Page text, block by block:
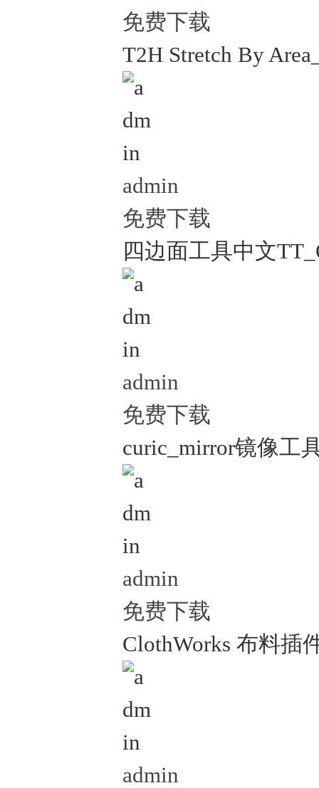
免费下载
T2H Stretch By
admin
免费下载
四边面工具中文
admin
免费下载
curic_mirror镜像工
admin
免费下载
ClothWorks 布料插
admin